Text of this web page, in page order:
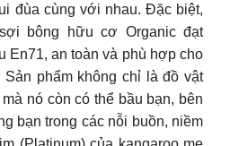
đùa cùng với nhau. Đặc biệt,
bông hữu cơ Organic đạt
En71, an toàn và phù hợp cho
Sản phẩm không chỉ là đồ vật
nó còn có thể bầu bạn, bên
bạn trong các nỗi buồn, niềm